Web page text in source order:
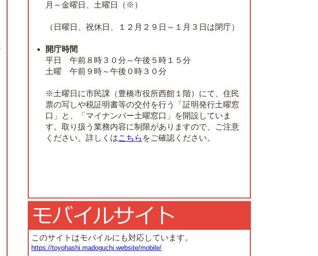
月～金曜日、土曜日（※）
（日曜日、祝休日、１２月２９日～１月３日は閉庁）
開庁時間
平日 午前８時３０分～午後５時１５分
土曜 午前９時～午後０時３０分
※土曜日に市民課（豊橋市役所西館１階）にて、住民
票の写しや税証明書等の交付を行う「証明発行土曜窓
口」と、「マイナンバー土曜窓口」を開設していま
す。取り扱う業務内容に制限がありますので、ご注意
ください。詳しくはこちら をご確認ください。
このサイトはモバイルにも対応しています。
https://toyohashi.madoguchi.website/mobile/